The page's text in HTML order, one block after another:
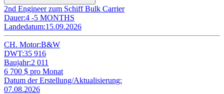
2nd Engineer zum Schiff Bulk Carrier
Dauer:4 -5 MONTHS
Landedatum:15.09.2026
CH. Motor:B&W
DWT:35 916
Baujahr:2 011
6 700 $ pro Monat
Datum der Erstellung/Aktualisierung:
07.08.2026